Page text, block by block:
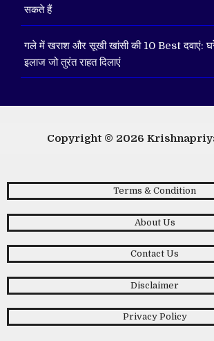
सकते हैं
गले में खराश और सूखी खांसी की 10 Best दवाएं:
इलाज जो तुरंत राहत दिलाएं
Copyright © 2026
Terms & Condition
About Us
Contact Us
Disclaimer
Privacy Policy